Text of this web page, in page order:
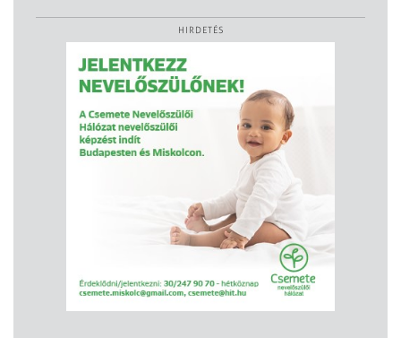
HIRDETÉS